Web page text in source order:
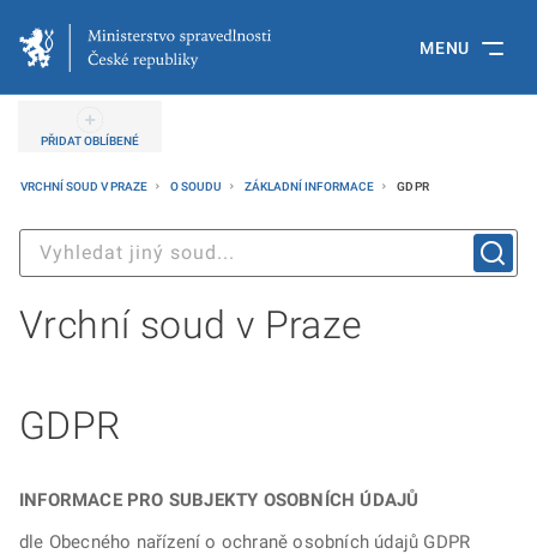
MENU
PŘIDAT OBLÍBENÉ
VRCHNÍ SOUD V PRAZE O SOUDU ZÁKLADNÍ INFORMACE GDPR
Vrchní soud v Praze
GDPR
INFORMACE PRO SUBJEKTY OSOBNÍCH ÚDAJŮ
dle Obecného nařízení o ochraně osobních údajů GDPR